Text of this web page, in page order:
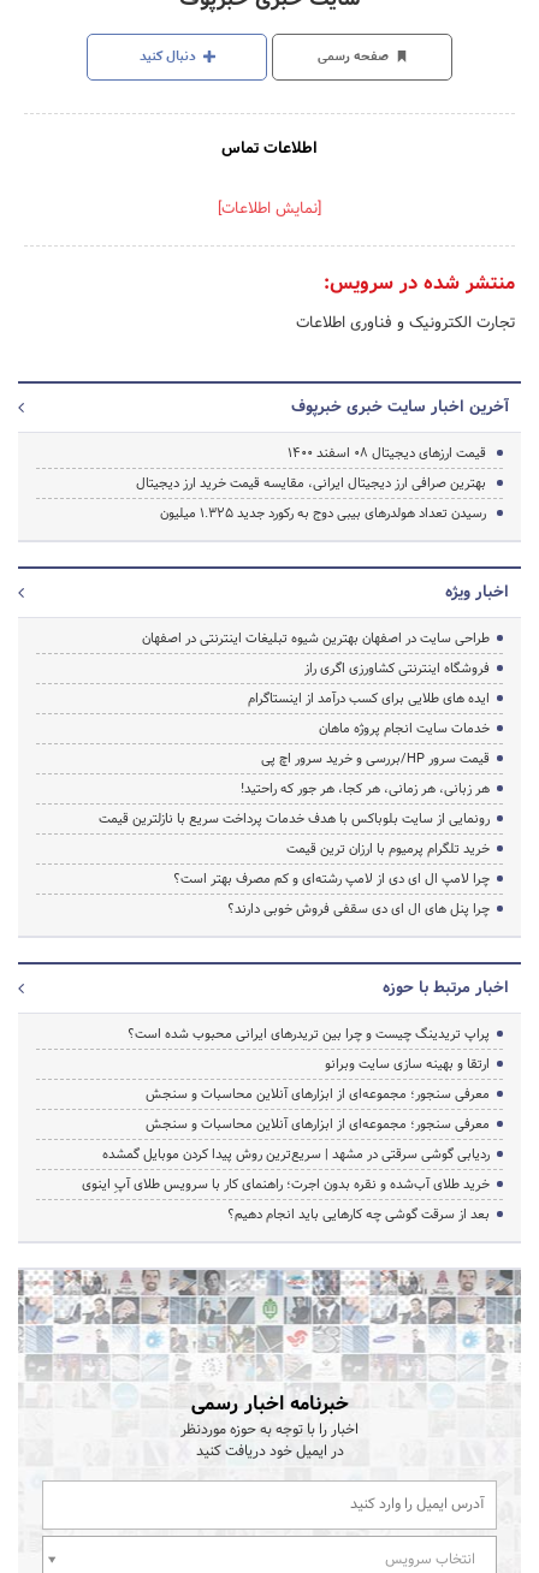
صفحه رسمی دنبال کنید
اطلاعات تماس
[نمایش اطلاعات]
منتشر شده در سرویس:
تجارت الکترونیک و فناوری اطلاعات
آخرین اخبار سایت خبری خبرپوف
قیمت ارز‌های دیجیتال ۰۸ اسفند ۱۴۰۰
بهترین صرافی ارز دیجیتال ایرانی، مقایسه قیمت خرید ارز دیجیتال
رسیدن تعداد هولدرهای بیبی دوج به رکورد جدید ۱.۳۲۵ میلیون
اخبار ویژه
طراحی سایت در اصفهان بهترین شیوه تبلیغات اینترنتی در اصفهان
فروشگاه اینترنتی کشاورزی اگری راز
ایده های طلایی برای کسب درآمد از اینستاگرام
خدمات سایت انجام پروژه ماهان
قیمت سرور HP/بررسی و خرید سرور اچ پی
هر زبانی، هر زمانی، هر کجا، هر جور که راحتید!
رونمایی از سایت بلوباکس با هدف خدمات پرداخت سریع با نازلترین قیمت
خرید تلگرام پرمیوم با ارزان ترین قیمت
چرا لامپ ال ای دی از لامپ رشته‌ای و کم مصرف بهتر است؟
چرا پنل های ال ای دی سقفی فروش خوبی دارند؟
اخبار مرتبط با حوزه
پراپ تریدینگ چیست و چرا بین تریدرهای ایرانی محبوب شده است؟
ارتقا و بهینه سازی سایت وبرانو
معرفی سنجور؛ مجموعه‌ای از ابزارهای آنلاین محاسبات و سنجش
معرفی سنجور؛ مجموعه‌ای از ابزارهای آنلاین محاسبات و سنجش
ردیابی گوشی سرقتی در مشهد | سریع‌ترین روش پیدا کردن موبایل گمشده
خرید طلای آب‌شده و نقره بدون اجرت؛ راهنمای کار با سرویس طلای آپِ اینوی
بعد از سرقت گوشی چه کارهایی باید انجام دهیم؟
خبرنامه اخبار رسمی
اخبار را با توجه به حوزه موردنظر
در ایمیل خود دریافت کنید
انتخاب سرویس